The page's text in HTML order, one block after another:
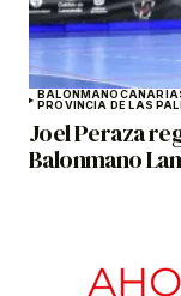
BALONMANO
PROVINCIA DE LAS
Joel Peraza
Balonmano